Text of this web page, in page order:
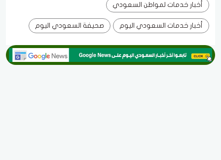
أخبار خدمات لمواطن السعودي
أخبار خدمات السعودي اليوم صحيفة السعودي اليوم